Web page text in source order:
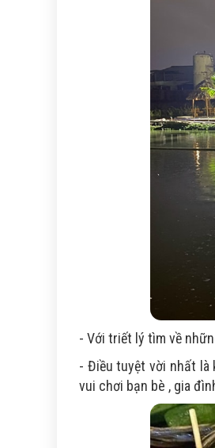
- Với triết lý tìm về
- Điều tuyệt vời nhất là
vui chơi bạn bè , gia